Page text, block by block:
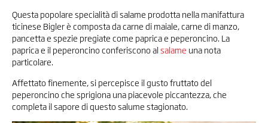
Questa popolare specialità di salame prodotta nella manifattura
ticinese Bigler è composta da carne di maiale, carne di manzo,
pancetta e spezie pregiate come paprica e peperoncino. La
paprica e il peperoncino conferiscono alsalame una nota
particolare.
Affettato finemente, si percepisce il gusto fruttato del
peperoncino che sprigiona una piacevole piccantezza, che
completa il sapore di questo salume stagionato.